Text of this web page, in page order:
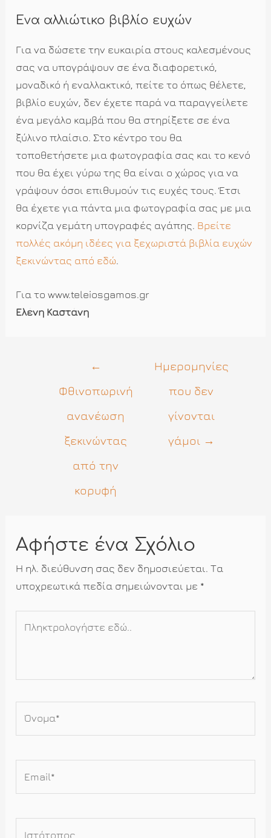
Ενα αλλιώτικο βιβλίο ευχών
Για να δώσετε την ευκαιρία στους καλεσμένους
σας να υπογράψουν σε ένα διαφορετικό,
μοναδικό ή εναλλακτικό, πείτε το όπως θέλετε,
βιβλίο ευχών, δεν έχετε παρά να παραγγείλετε
ένα μεγάλο καμβά που θα στηρίξετε σε ένα
ξύλινο πλαίσιο. Στο κέντρο του θα
τοποθετήσετε μια φωτογραφία σας και το κενό
που θα έχει γύρω της θα είναι ο χώρος για να
γράψουν όσοι επιθυμούν τις ευχές τους. Έτσι
θα έχετε για πάντα μια φωτογραφία σας με μια
κορνίζα γεμάτη υπογραφές αγάπης. Βρείτε
πολλές ακόμη ιδέες για ξεχωριστά βιβλία ευχών
ξεκινώντας από εδώ.
Για το www.teleiosgamos.gr
Ελένη Καστάνη
←
Φθινοπωρινή
ανανέωση
ξεκινώντας
από την
κορυφή
Ημερομηνίες
που δεν
γίνονται
γάμοι →
Αφήστε ένα Σχόλιο
Η ηλ. διεύθυνση σας δεν δημοσιεύεται. Τα
υποχρεωτικά πεδία σημειώνονται με *